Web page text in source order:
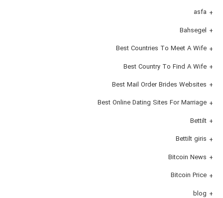
asfa
Bahsegel
Best Countries To Meet A Wife
Best Country To Find A Wife
Best Mail Order Brides Websites
Best Online Dating Sites For Marriage
Bettilt
Bettilt giris
Bitcoin News
Bitcoin Price
blog